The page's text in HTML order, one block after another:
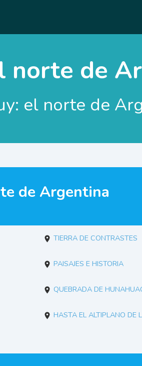
norte de
el norte de
de Argentina
Tierra de contrastes
Paisajes e historia
Quebrada de
Hasta el altiplano de